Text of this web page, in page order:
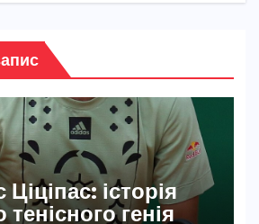
історія
тенісного генія